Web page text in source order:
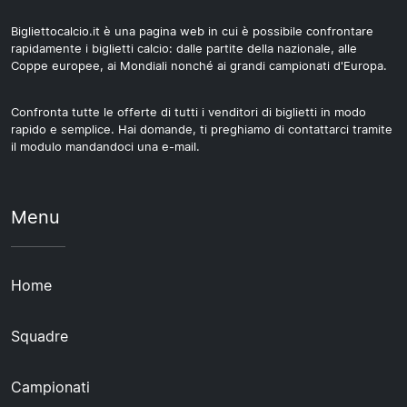
Bigliettocalcio.it è una pagina web in cui è possibile confrontare
rapidamente i biglietti calcio: dalle partite della nazionale, alle
Coppe europee, ai Mondiali nonché ai grandi campionati d'Europa.
Confronta tutte le offerte di tutti i venditori di biglietti in modo
rapido e semplice. Hai domande, ti preghiamo di contattarci tramite
il modulo mandandoci una e-mail.
Menu
Home
Squadre
Campionati